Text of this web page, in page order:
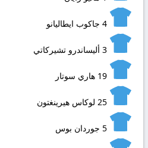
4 جاكوب ايطاليانو
3 أليساندرو تشيركاتي
19 هاري سوتار
25 لوكاس هيرينغتون
5 جوردان بوس